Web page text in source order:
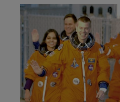
Facebook
(nouvelle
fenêtre)